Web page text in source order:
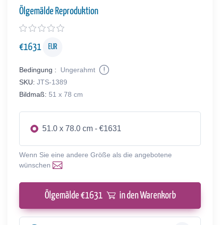
Ölgemälde Reproduktion
€1631 EUR
Bedingung :
Ungerahmt
SKU: JTS-1389
Bildmaß: 51 x 78 cm
51.0 x 78.0 cm - €1631
Wenn Sie eine andere Größe als die angebotene
wünschen
Ölgemälde €1631 in den Warenkorb